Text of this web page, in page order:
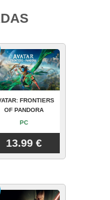
FRONTIERS
OF PANDORA
PC
13.99 €